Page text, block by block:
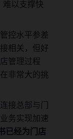
难以支撑快
控水平参差
相关，但好
管理过程
非常大的挑
接总部与门
务实现加速
已经为门店